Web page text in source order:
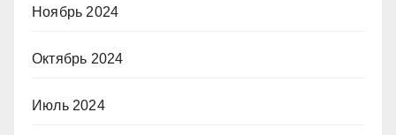
Ноябрь 2024
Октябрь 2024
Июль 2024